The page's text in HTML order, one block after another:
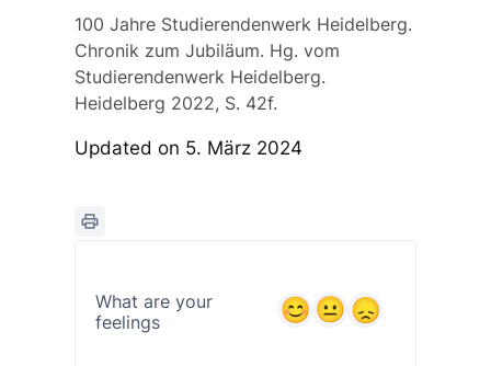
100 Jahre Studierendenwerk Heidelberg.
Chronik zum Jubiläum. Hg. vom
Studierendenwerk Heidelberg.
Heidelberg 2022, S. 42f.
Updated on 5. März 2024
What are your
feelings